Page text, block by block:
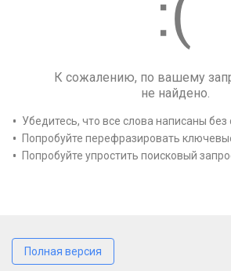
К сожалению, по вашему
не найдено.
Убедитесь, что все слова написаны без
Попробуйте перефразировать
Попробуйте упростить поисковый
Полная версия